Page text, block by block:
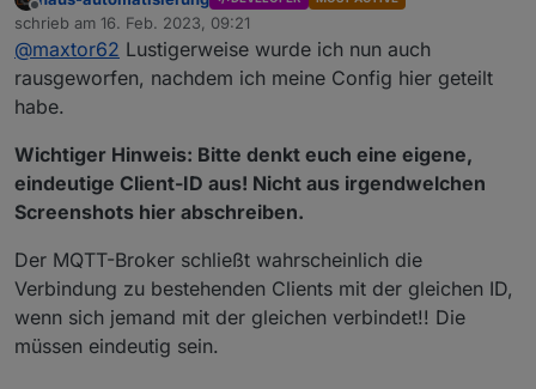
(Delta Max und iOS)
Offline
schrieb am 16. Feb. 2023, 09:21
zuletzt editiert von
@maxtor62 Lustigerweise wurde ich nun auch
rausgeworfen, nachdem ich meine Config hier geteilt
habe.
Wichtiger Hinweis: Bitte denkt euch eine eigene,
eindeutige Client-ID aus! Nicht aus irgendwelchen
Screenshots hier abschreiben.
Der MQTT-Broker schließt wahrscheinlich die
Verbindung zu bestehenden Clients mit der gleichen ID,
wenn sich jemand mit der gleichen verbindet!! Die
müssen eindeutig sein.